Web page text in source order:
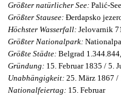
Größter natürlicher See: Palić-
Größter Stausee: Đerdapsko
Höchster Wasserfall: Jelovarnik
Größter Nationalpark:
Größte Städte: Belgrad
Gründung: 15. Februar 1835 / 5.
Unabhängigkeit: 25. März 1867
Nationalfeiertag: 15. Februar